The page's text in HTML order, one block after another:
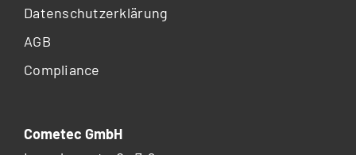
Datenschutzerklärung
AGB
Compliance
Cometec GmbH